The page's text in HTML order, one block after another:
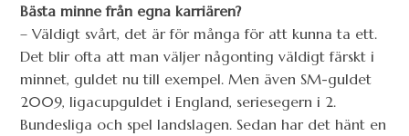
Bästa minne från egna karriären?
– Väldigt svårt, det är för många för att kunna ta ett.
Det blir ofta att man väljer någonting väldigt färskt i
minnet, guldet nu till exempel. Men även SM-guldet
2009, ligacupguldet i England, seriesegern i 2.
Bundesliga och spel landslagen. Sedan har det hänt en